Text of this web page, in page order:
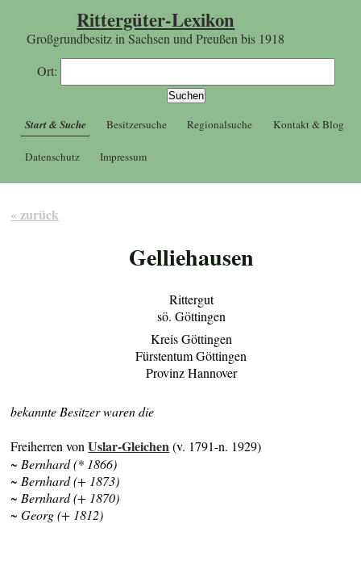
Rittergüter-Lexikon
Großgrundbesitz in Sachsen und Preußen bis 1918
Ort:
Start & Suche Besitzersuche Regionalsuche Kontakt & Blog
Datenschutz Impressum
« zurück
Gelliehausen
Rittergut
sö. Göttingen
Kreis Göttingen
Fürstentum Göttingen
Provinz Hannover
bekannte Besitzer waren die
Freiherren vonUslar-Gleichen(v. 1791-n. 1929)
~ Bernhard (* 1866)
~ Bernhard (+ 1873)
~ Bernhard (+ 1870)
~ Georg (+ 1812)